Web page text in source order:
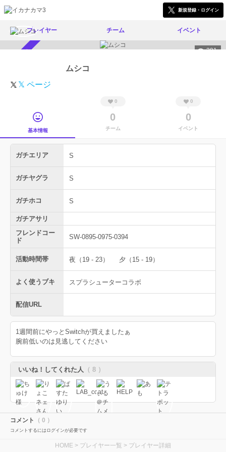
新規登録・ログイン
プレイヤー チーム イベント
391
ムシコ
𝕏 ページ
基本情報
0
0
チーム
0
0
イベント
ガチエリア S
ガチヤグラ S
ガチホコ S
ガチアサリ
フレンドコー
ド
SW-0895-0975-0394
活動時間帯 夜（19 - 23） 夕（15 - 19）
よく使うブキ スプラシューターコラボ
配信URL
1週間前にやっとSwitchが買えましたぁ
腕前低いのは見逃してください
いいね！してくれた人 （ 8 ）
コメント （ 0 ）
コメントするにはログインが必要です
HOME > プレイヤー一覧 > プレイヤー詳細